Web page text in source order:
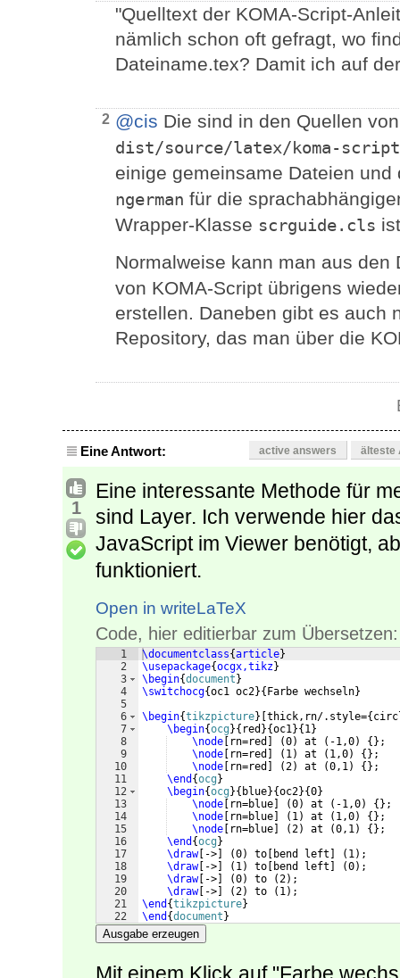
"Quelltext der KOMA-Script-
nämlich schon oft gefragt, wo
Dateiname.tex? Damit ich auf
2 @cis Die sind in den Quellen
dist/source/latex/koma-script
einige gemeinsame Dateien
ngerman für die
Wrapper-Klasse scrguide.cls
Normalweise kann man aus
von KOMA-Script übrigens
erstellen. Daneben gibt es auch
Repository, das man über die
Eine Antwort: active answers älteste
1
Eine interessante Methode für
sind Layer. Ich verwende hier
JavaScript im Viewer benötigt,
funktioniert.
Open in writeLaTeX
Code, hier editierbar zum Übersetzen:
1
2
3
4
5
6
7
8
9
10
11
12
13
14
15
16
17
18
19
20
21
22
\documentclass{article}
\usepackage{ocgx,tikz}
\begin{document }
\switchocg{oc1 oc2}{ Farbe wechseln}
\begin{tikzpicture} thick,rn/.style={
\begin{ocg }{ red }{oc1}{ 1}
\node
rn=red (0) at ( -1,0) { } ;
\node
rn=red ( 1) at ( 1,0) { } ;
\node
rn=red (2) at (0,1) { } ;
\end {ocg }
\begin{ocg }{ blue}{oc2}{0}
\node
rn=blue (0) at ( -1,0) { } ;
\node
rn=blue ( 1) at ( 1,0) { } ;
\node
rn=blue (2) at (0,1) { } ;
\end {ocg }
\draw[ -> (0) to bend left ( 1) ;
\draw[ -> ( 1) to bend left (0) ;
\draw[ -> (0) to (2) ;
\draw[ -> (2) to ( 1) ;
\end {tikzpicture}
\end {document }
Ausgabe erzeugen